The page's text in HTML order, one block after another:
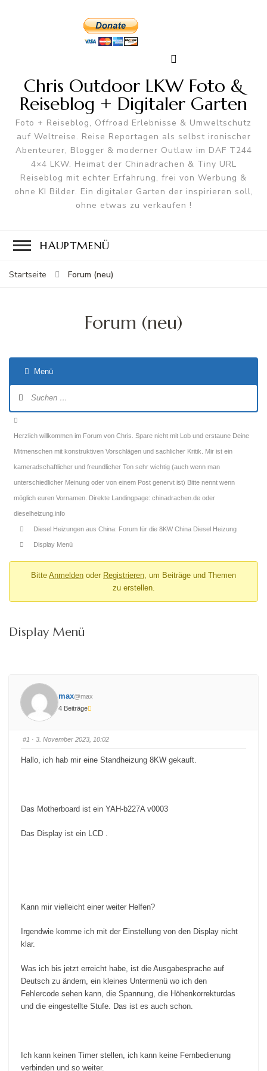
Chris Outdoor LKW Foto &
Reiseblog + Digitaler Garten
Foto + Reiseblog, Offroad Erlebnisse & Umweltschutz
auf Weltreise. Reise Reportagen als selbst ironischer
Abenteurer, Blogger & moderner Outlaw im DAF T244
4×4 LKW. Heimat der Chinadrachen & Tiny URL
Reiseblog mit echter Erfahrung, frei von Werbung &
ohne KI Bilder. Ein digitaler Garten der inspirieren soll,
ohne etwas zu verkaufen !
HAUPTMENÜ
Startseite Forum (neu)
Forum (neu)
Menü
Navigation
Forum-
Breadcrumbs
-
Du
bist
hier:
Herzlich willkommen im Forum von Chris. Spare nicht mit Lob und erstaune Deine
Mitmenschen mit konstruktiven Vorschlägen und sachlicher Kritik. Mir ist ein
kameradschaftlicher und freundlicher Ton sehr wichtig (auch wenn man
unterschiedlicher Meinung oder von einem Post genervt ist) Bitte nennt wenn
möglich euren Vornamen. Direkte Landingpage: chinadrachen.de oder
dieselheizung.info
Diesel Heizungen aus China: Forum für die 8KW China Diesel Heizung
Display Menü
Bitte Anmelden oder Registrieren , um Beiträge und Themen
zu erstellen.
Display Menü
max@max
4 Beiträge
#1 · 3. November 2023, 10:02
Hallo, ich hab mir eine Standheizung 8KW gekauft.
Das Motherboard ist ein YAH-b227A v0003
Das Display ist ein LCD .
Kann mir vielleicht einer weiter Helfen?
Irgendwie komme ich mit der Einstellung von den Display nicht
klar.
Was ich bis jetzt erreicht habe, ist die Ausgabesprache auf
Deutsch zu ändern, ein kleines Untermenü wo ich den
Fehlercode sehen kann, die Spannung, die Höhenkorrekturdas
und die eingestellte Stufe. Das ist es auch schon.
Ich kann keinen Timer stellen, ich kann keine Fernbedienung
verbinden und so weiter.